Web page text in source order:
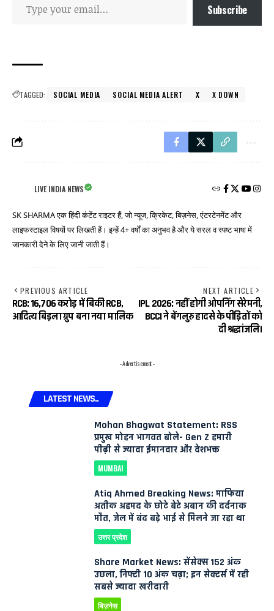
Subscribe
TAGGED: SOCIAL MEDIA SOCIAL MEDIA ALERT X X DOWN
LIVE INDIA NEWS
SK SHARMA एक हिंदी कंटेंट राइटर हैं, जो न्यूज, क्रिकेट, बिज़नेस, एंटरटेनमेंट और
लाइफस्टाइल विषयों पर लिखती हैं। इन्हें 4+ वर्षों का अनुभव है और ये सरल व स्पष्ट भाषा में
जानकारी देने के लिए जानी जाती हैं।
PREVIOUS ARTICLE
RCB: ₹16,706 करोड़ में बिकी RCB,
आदित्य बिड़ला ग्रुप बना नया मालिक
NEXT ARTICLE
IPL 2026: नहीं होगी ओपनिंग सेरेमनी,
BCCI ने बेंगलुरु हादसे के पीड़ितों को
दी श्रद्धांजलि।
- Advertisement -
LATEST NEWS..
Mohan Bhagwat Statement: RSS
प्रमुख मोहन भागवत बोले- Gen Z हमारी
पीढ़ी से ज्यादा ईमानदार और देशभक्त
MUMBAI
Atiq Ahmed Breaking News: माफिया
अतीक अहमद के छोटे बेटे अबान की दर्दनाक
मौत, जेल में बंद बड़े भाई से मिलने जा रहा था
उत्तर प्रदेश
Share Market News: सेंसेक्स 152 अंक
उछला, निफ्टी 10 अंक चढ़ा; इन सेक्टर्स में रही
सबसे ज्यादा खरीदारी
बिज़नेस